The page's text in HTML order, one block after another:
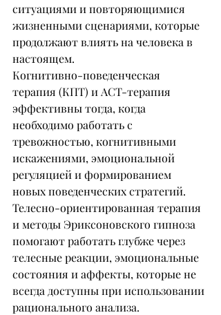
ситуациями и повторяющимися
жизненными сценариями, которые
продолжают влиять на человека в
настоящем.
Когнитивно-поведенческая
терапия (КПТ) и ACT-терапия
эффективны тогда, когда
необходимо работать с
тревожностью, когнитивными
искажениями, эмоциональной
регуляцией и формированием
новых поведенческих стратегий.
Телесно-ориентированная терапия
и методы Эриксоновского гипноза
помогают работать глубже через
телесные реакции, эмоциональные
состояния и аффекты, которые не
всегда доступны при использовании
рационального анализа.